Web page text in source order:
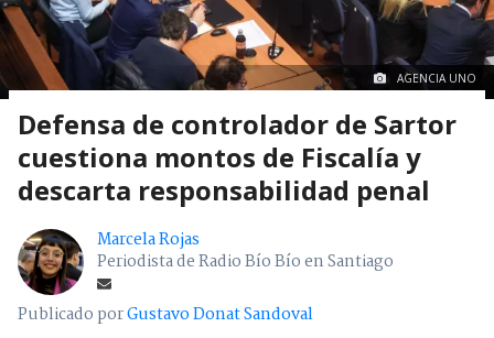
AGENCIA UNO
Defensa de controlador de Sartor
cuestiona montos de Fiscalía y
descarta responsabilidad penal
Marcela Rojas
Periodista de Radio Bío Bío en Santiago
Publicado porGustavo Donat Sandoval